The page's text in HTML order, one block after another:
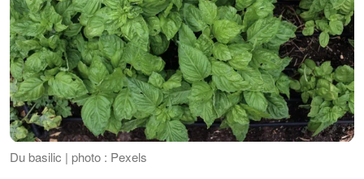
Du basilic | photo : Pexels